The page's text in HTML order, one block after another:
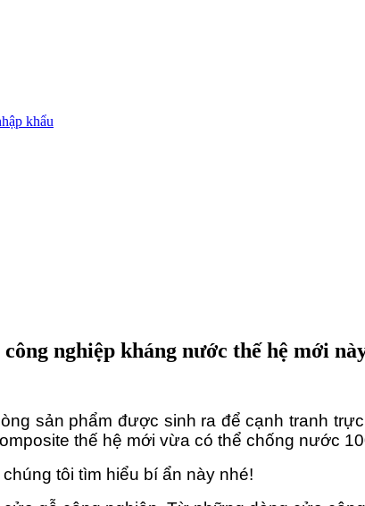
khẩu
nghiệp kháng nước thế hệ mới
sản phẩm được sinh ra để cạnh tranh
thế hệ mới vừa có thể chống nước
tôi tìm hiểu bí ẩn này nhé!